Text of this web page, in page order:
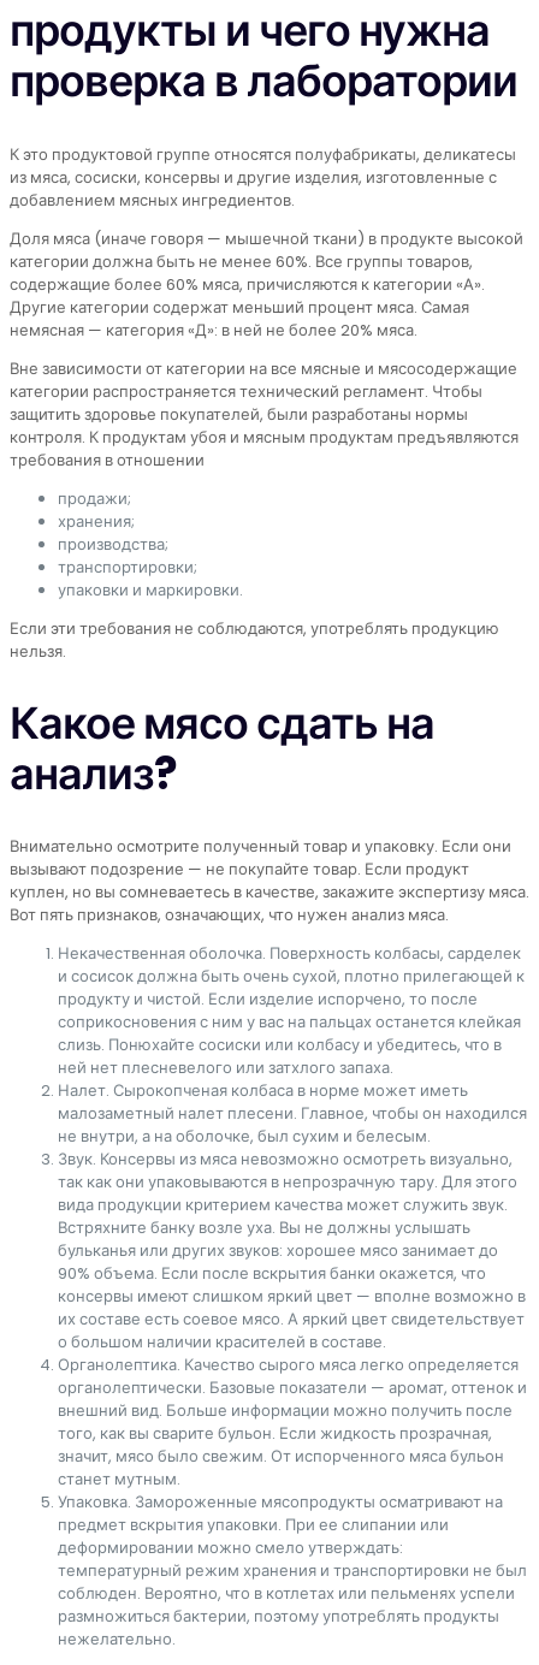
продукты и чего нужна
проверка в лаборатории
К это продуктовой группе относятся полуфабрикаты, деликатесы
из мяса, сосиски, консервы и другие изделия, изготовленные с
добавлением мясных ингредиентов.
Доля мяса (иначе говоря — мышечной ткани) в продукте высокой
категории должна быть не менее 60%. Все группы товаров,
содержащие более 60% мяса, причисляются к категории «А».
Другие категории содержат меньший процент мяса. Самая
немясная — категория «Д»: в ней не более 20% мяса.
Вне зависимости от категории на все мясные и мясосодержащие
категории распространяется технический регламент. Чтобы
защитить здоровье покупателей, были разработаны нормы
контроля. К продуктам убоя и мясным продуктам предъявляются
требования в отношении
продажи;
хранения;
производства;
транспортировки;
упаковки и маркировки.
Если эти требования не соблюдаются, употреблять продукцию
нельзя.
Какое мясо сдать на
анализ?
Внимательно осмотрите полученный товар и упаковку. Если они
вызывают подозрение — не покупайте товар. Если продукт
куплен, но вы сомневаетесь в качестве, закажите экспертизу мяса.
Вот пять признаков, означающих, что нужен анализ мяса.
Некачественная оболочка. Поверхность колбасы, сарделек
и сосисок должна быть очень сухой, плотно прилегающей к
продукту и чистой. Если изделие испорчено, то после
соприкосновения с ним у вас на пальцах останется клейкая
слизь. Понюхайте сосиски или колбасу и убедитесь, что в
ней нет плесневелого или затхлого запаха.
Налет. Сырокопченая колбаса в норме может иметь
малозаметный налет плесени. Главное, чтобы он находился
не внутри, а на оболочке, был сухим и белесым.
Звук. Консервы из мяса невозможно осмотреть визуально,
так как они упаковываются в непрозрачную тару. Для этого
вида продукции критерием качества может служить звук.
Встряхните банку возле уха. Вы не должны услышать
бульканья или других звуков: хорошее мясо занимает до
90% объема. Если после вскрытия банки окажется, что
консервы имеют слишком яркий цвет — вполне возможно в
их составе есть соевое мясо. А яркий цвет свидетельствует
о большом наличии красителей в составе.
Органолептика. Качество сырого мяса легко определяется
органолептически. Базовые показатели — аромат, оттенок и
внешний вид. Больше информации можно получить после
того, как вы сварите бульон. Если жидкость прозрачная,
значит, мясо было свежим. От испорченного мяса бульон
станет мутным.
Упаковка. Замороженные мясопродукты осматривают на
предмет вскрытия упаковки. При ее слипании или
деформировании можно смело утверждать:
температурный режим хранения и транспортировки не был
соблюден. Вероятно, что в котлетах или пельменях успели
размножиться бактерии, поэтому употреблять продукты
нежелательно.